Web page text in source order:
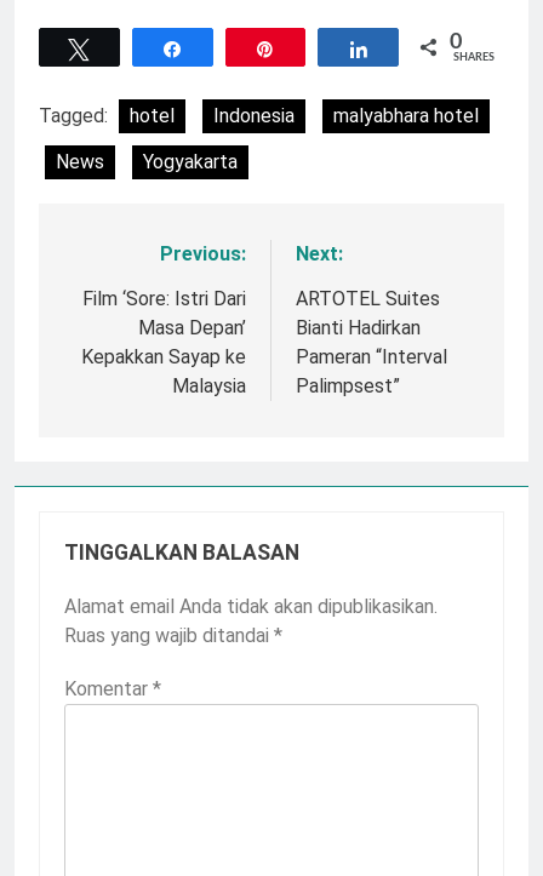
Share 0
SHARES
Tagged: hotel Indonesia
malyabhara hotel
News
Yogyakarta
Navigasi
pos
Previous:
Film ‘Sore: Istri Dari
Masa Depan’
Kepakkan Sayap ke
Malaysia
Next:
ARTOTEL Suites
Bianti Hadirkan
Pameran “Interval
Palimpsest”
TINGGALKAN BALASAN
Alamat email Anda tidak akan dipublikasikan.
Ruas yang wajib ditandai *
Komentar *